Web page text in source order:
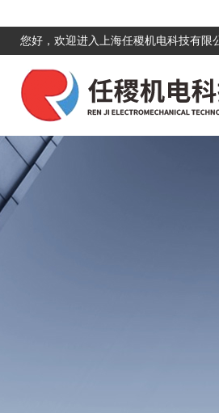
您好，欢迎进入上海任稷机电科技有限